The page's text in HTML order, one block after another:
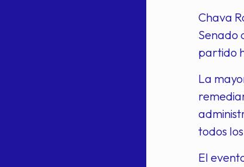
Chava
Senado
partido
La
todos
El